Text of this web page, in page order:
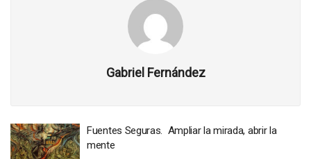
Gabriel Fernández
Fuentes Seguras. Ampliar la mirada, abrir la
mente